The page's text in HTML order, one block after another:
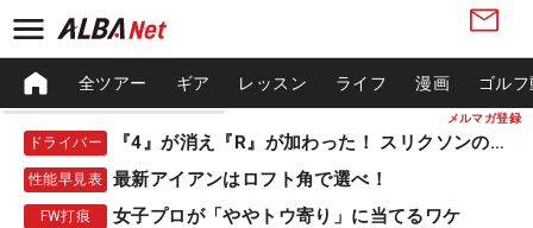
メルマガ登録
全ツアー ギア レッスン ライフ 漫画 ゴル
ドライバー 『4』が消え『R』が加わった！ スリクソンの新作
性能早見表 最新アイアンはロフト角で選べ！
FW打痕 女子プロが「ややトウ寄り」に当てるワケ